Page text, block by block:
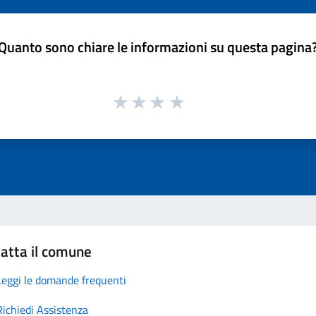
sono chiare le informazioni su questa
il comune
le domande frequenti
Assistenza